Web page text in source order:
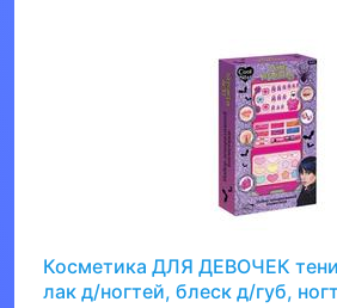
Косметика ДЛЯ ДЕВОЧЕК
лак д/ногтей, блеск д/губ,